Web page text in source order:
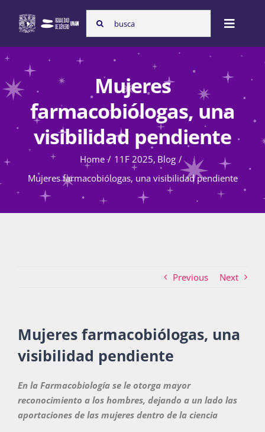
content
Search
for:
Toggle
Nosotras
Programas
Atención de la violencia de género
La Boletina
Blog
Mujeres
farmacobiólogas, una
visibilidad pendiente
Home 11F 2025 Blog
Mujeres farmacobiólogas, una visibilidad pendiente
Previous Next
Mujeres farmacobiólogas, una
visibilidad pendiente
En la Farmacobiología se le otorga mayor
reconocimiento a los hombres, dejando a un lado las
aportaciones de las mujeres dentro de la ciencia